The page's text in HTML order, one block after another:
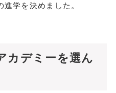
学を決めました。
カデミーを選ん